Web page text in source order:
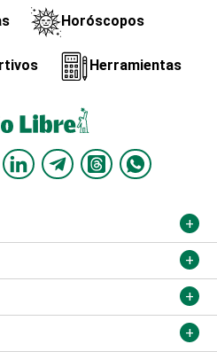
Horóscopos
Herramientas